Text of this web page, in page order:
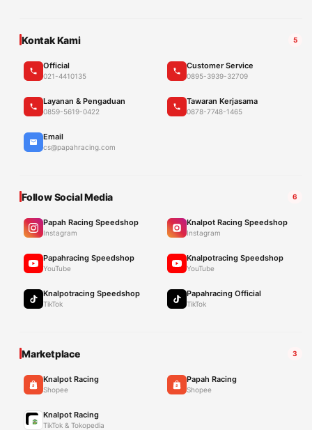
Kontak Kami 5
Official
021-4410135
Customer Service
0895-3939-32709
Layanan & Pengaduan
0859-5619-0422
Tawaran Kerjasama
0878-7748-1465
Email
cs@papahracing.com
Follow Social Media 6
Papah Racing Speedshop
Instagram
Knalpot Racing Speedshop
Instagram
Papahracing Speedshop
YouTube
Knalpotracing Speedshop
YouTube
Knalpotracing Speedshop
TikTok
Papahracing Official
TikTok
Marketplace 3
Knalpot Racing
Shopee
Papah Racing
Shopee
Knalpot Racing
TikTok & Tokopedia